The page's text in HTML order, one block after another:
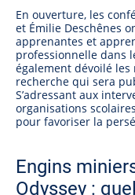
En ouverture, les
et Émilie Deschênes
apprenantes et
professionnelle dans
également dévoilé
recherche qui sera
S’adressant aux
organisations
pour favoriser la
Engins
Odyssey :